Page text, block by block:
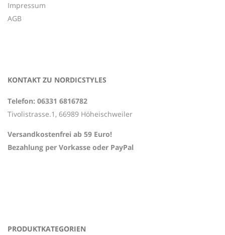
Impressum
AGB
KONTAKT ZU NORDICSTYLES
Telefon: 06331 6816782
Tivolistrasse.1, 66989 Höheischweiler
Versandkostenfrei ab 59 Euro!
Bezahlung per Vorkasse oder PayPal
PRODUKTKATEGORIEN